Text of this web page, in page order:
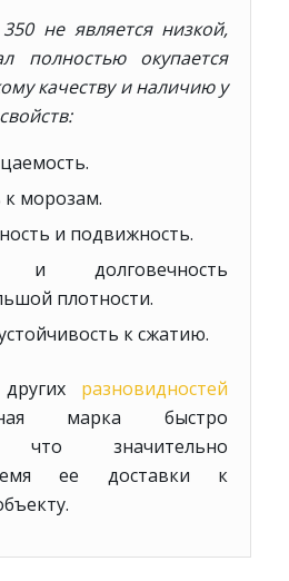
не является низкой,
полностью окупается
качеству и наличию у
к морозам.
и подвижность.
и долговечность
плотности.
к сжатию.
разновидностей
марка быстро
что значительно
ее доставки к